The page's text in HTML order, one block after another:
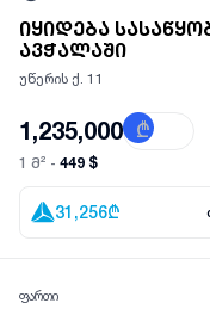
იყიდება
ავჭალაში
უწერის ქ. 11
1,235,000 ₾
1 მ² - 449 $
31,256₾
ფართი